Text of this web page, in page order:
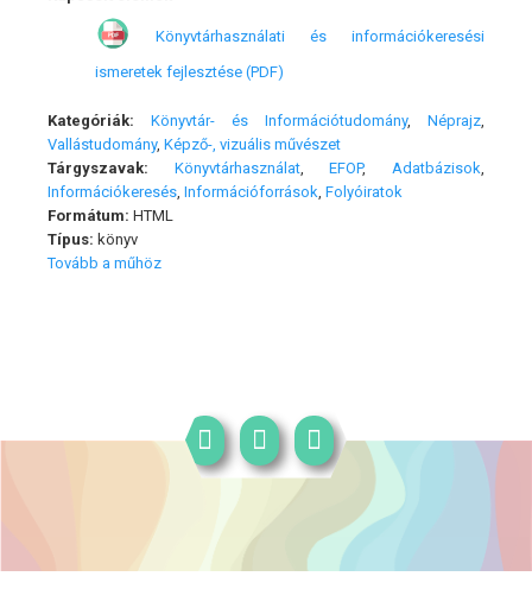
Könyvtárhasználati és információkeresési
ismeretek fejlesztése (PDF)
Kategóriák: Könyvtár- és Információtudomány, Néprajz
Vallástudomány, Képző-, vizuális művészet
Tárgyszavak:
Könyvtárhasználat,EFOP, Adatbázisok
Információkeresés Információforrások Folyóiratok
Formátum: HTML
Típus: könyv
Tovább a műhöz